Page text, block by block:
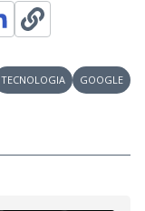
TECNOLOGIA GOOGLE